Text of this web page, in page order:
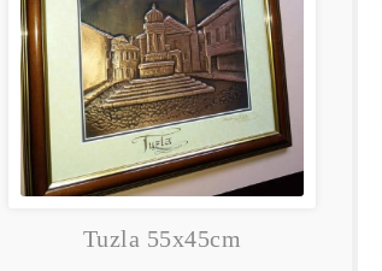
Tuzla 55x45cm